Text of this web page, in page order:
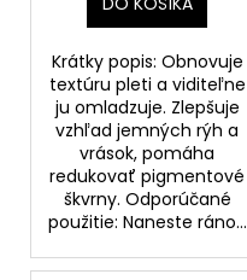
Krátky popis: Obnovuje
textúru pleti a viditeľne
ju omladzuje. Zlepšuje
vzhľad jemných rýh a
vrások, pomáha
redukovať pigmentové
škvrny. Odporúčané
použitie: Naneste ráno...